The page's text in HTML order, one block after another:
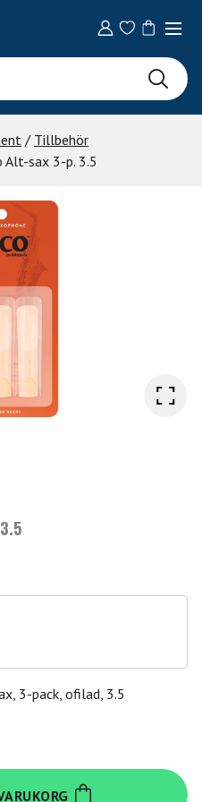
/ Tillbehör
Alt-sax 3-p. 3.5
3-pack, ofilad, 3.5